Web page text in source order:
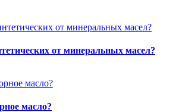
от минеральных масел?
масло?